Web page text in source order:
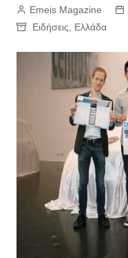
Emeis Magazine
Ειδήσεις
Ελλάδα